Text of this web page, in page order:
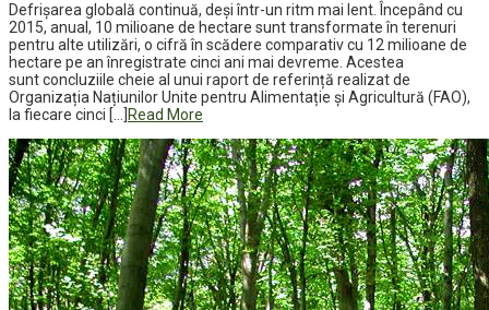
Defrișarea globală continuă, deși într-un ritm mai lent. Începând cu
2015, anual, 10 milioane de hectare sunt transformate în terenuri
pentru alte utilizări, o cifră în scădere comparativ cu 12 milioane de
hectare pe an înregistrate cinci ani mai devreme. Acestea
sunt concluziile cheie al unui raport de referință realizat de
Organizația Națiunilor Unite pentru Alimentație și Agricultură (FAO),
la fiecare cinci […] Read More